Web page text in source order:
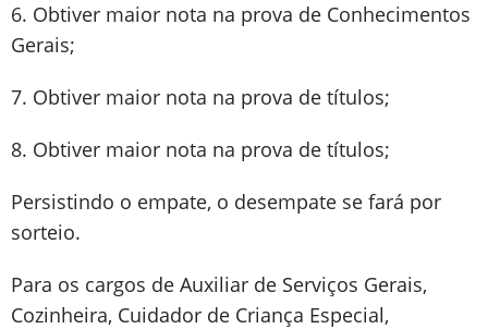
6. Obtiver maior nota na prova de Conhecimentos
Gerais;
7. Obtiver maior nota na prova de títulos;
8. Obtiver maior nota na prova de títulos;
Persistindo o empate, o desempate se fará por
sorteio.
Para os cargos de Auxiliar de Serviços Gerais,
Cozinheira, Cuidador de Criança Especial,